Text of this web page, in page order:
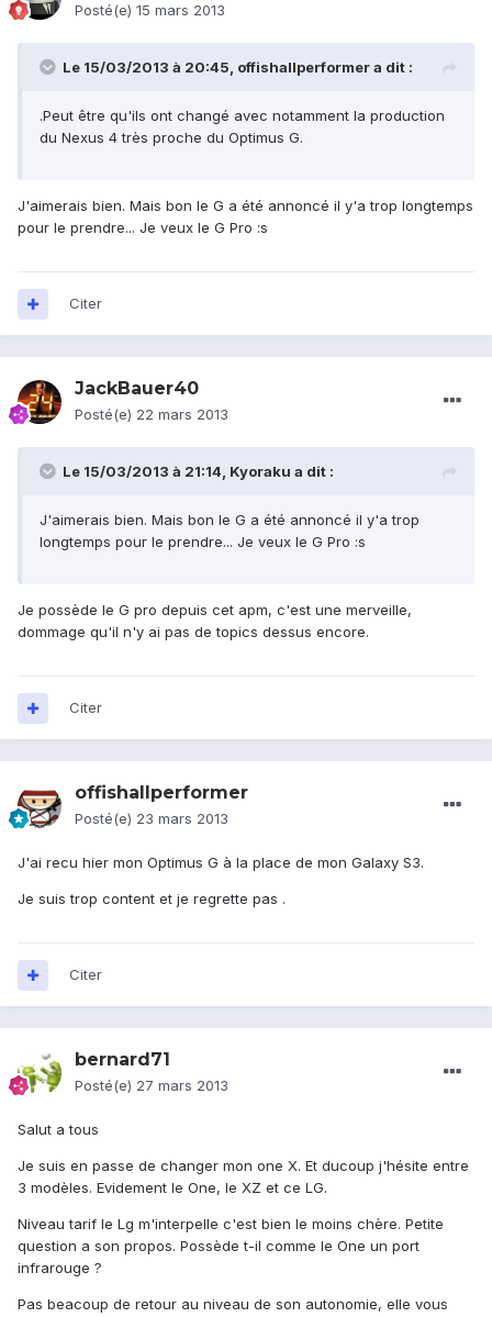
Posté(e) 15 mars 2013
Le 15/03/2013 à 20:45, offishallperformer a dit :
.Peut être qu'ils ont changé avec notamment la production
du Nexus 4 très proche du Optimus G.
J'aimerais bien. Mais bon le G a été annoncé il y'a trop longtemps
pour le prendre... Je veux le G Pro :s
Citer
JackBauer40
Posté(e) 22 mars 2013
Le 15/03/2013 à 21:14, Kyoraku a dit :
J'aimerais bien. Mais bon le G a été annoncé il y'a trop
longtemps pour le prendre... Je veux le G Pro :s
Je possède le G pro depuis cet apm, c'est une merveille,
dommage qu'il n'y ai pas de topics dessus encore.
Citer
offishallperformer
Posté(e) 23 mars 2013
J'ai recu hier mon Optimus G à la place de mon Galaxy S3.
Je suis trop content et je regrette pas .
Citer
bernard71
Posté(e) 27 mars 2013
Salut a tous
Je suis en passe de changer mon one X. Et ducoup j'hésite entre
3 modèles. Evidement le One, le XZ et ce LG.
Niveau tarif le Lg m'interpelle c'est bien le moins chère. Petite
question a son propos. Possède t-il comme le One un port
infrarouge ?
Pas beacoup de retour au niveau de son autonomie, elle vous